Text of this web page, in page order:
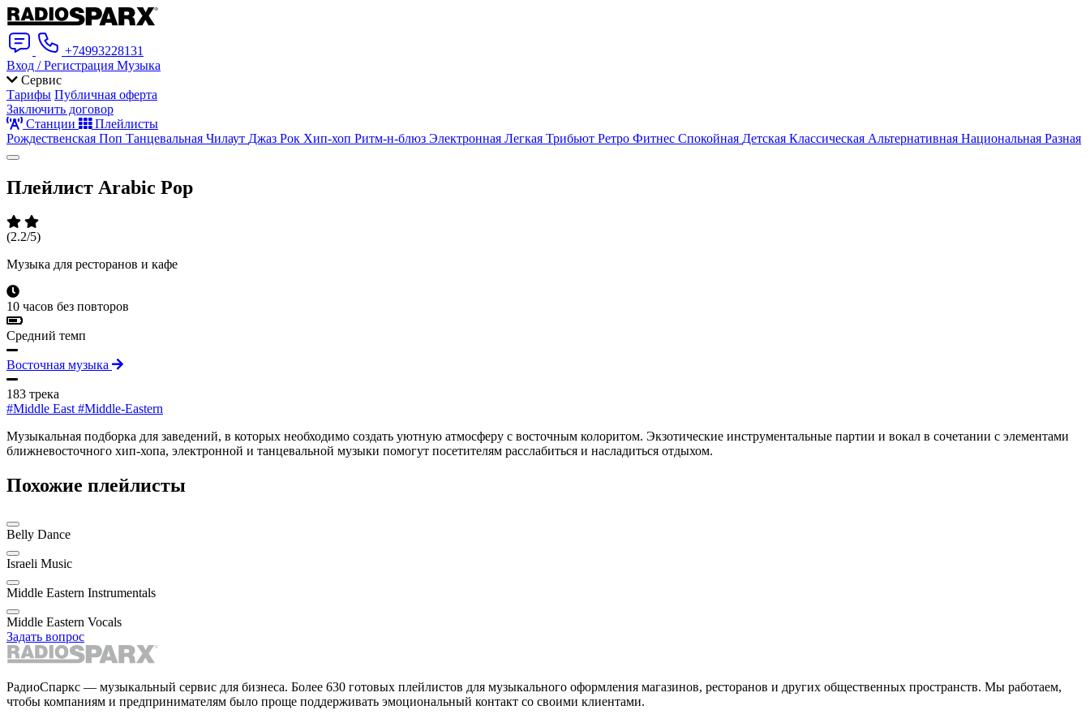
+74993228131
Вход / Регистрация Музыка
Сервис
Тарифы Публичная оферта
Заключить договор
Станции
Плейлисты
Рождественская Поп Танцевальная Чилаут Джаз Рок Хип-хоп Ритм-н-блюз Электронная Легкая Трибьют Ретро Фитнес Спокойная Детская Классическая Альтернативная Национальная Разная
Плейлист Arabic Pop
(2.2/5)
Музыка для ресторанов и кафе
10 часов без повторов
Средний темп
Восточная музыка
183 трека
#Middle East #Middle-Eastern
Музыкальная подборка для заведений, в которых необходимо создать уютную атмосферу с восточным колоритом. Экзотические инструментальные партии и вокал в сочетании с элементами
ближневосточного хип-хопа, электронной и танцевальной музыки помогут посетителям расслабиться и насладиться отдыхом.
Похожие плейлисты
Belly Dance
Israeli Music
Middle Eastern Instrumentals
Middle Eastern Vocals
Задать вопрос
РадиоСпаркс — музыкальный сервис для бизнеса. Более 630 готовых плейлистов для музыкального оформления магазинов, ресторанов и других общественных пространств. Мы работаем,
чтобы компаниям и предпринимателям было проще поддерживать эмоциональный контакт со своими клиентами.